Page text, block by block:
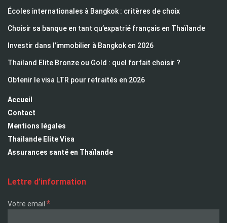
Écoles internationales à Bangkok : critères de choix
Choisir sa banque en tant qu’expatrié français en Thaïlande
Investir dans l’immobilier à Bangkok en 2026
Thailand Elite Bronze ou Gold : quel forfait choisir ?
Obtenir le visa LTR pour retraités en 2026
Accueil
Contact
Mentions légales
Thailande Elite Visa
Assurances santé en Thaïlande
Lettre d’information
Votre email *